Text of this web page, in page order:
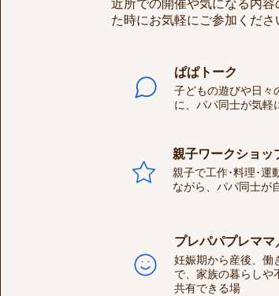
近所での開催や気になる内
た時にお気軽にご参加くださ
​ぱぱトーク
子どもの遊びや日々
に、パパ同士が気軽
親子ワークショッ
親子で工作･料理･運
ながら、パパ同士が
プレパパプレマ
妊娠期から産後、働
で、家族の暮らしや
共有できる場